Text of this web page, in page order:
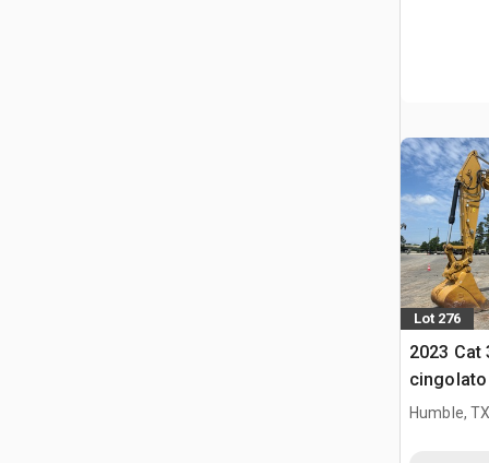
Lot 276
2023 Cat
cingolato
Humble,